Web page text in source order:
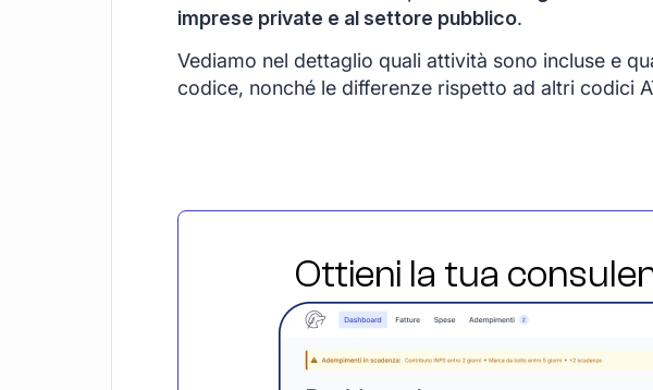
imprese private e al settore pubblico.
Vediamo nel dettaglio quali attività sono incluse e
codice, nonché le differenze rispetto ad altri codici
Ottieni la tua